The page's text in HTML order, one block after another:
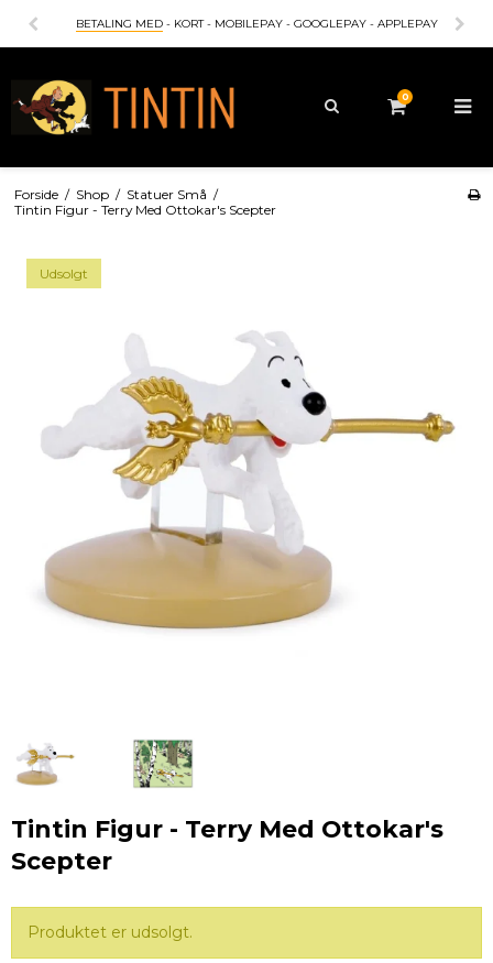
BETALING MED- KORT - MOBILEPAY - GOOGLEPAY - APPLEPAY
0
Forside / Shop / Statuer Små /
Tintin Figur - Terry Med Ottokar's Scepter
Udsolgt
Tintin Figur - Terry Med Ottokar's
Scepter
Produktet er udsolgt.